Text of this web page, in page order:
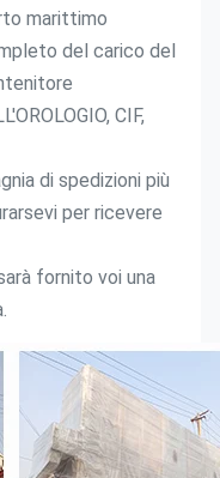
marittimo
del carico del
CIF,
di spedizioni più
per ricevere
fornito voi una